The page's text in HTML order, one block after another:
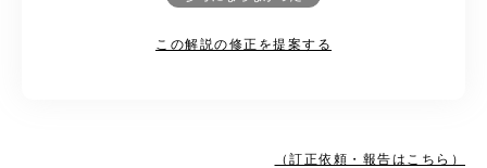
この解説の修正を提案する
（訂正依頼・報告はこちら）